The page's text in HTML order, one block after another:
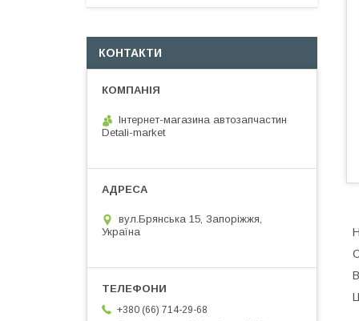
КОНТАКТИ
Інтернет-магазина автозапчастин
Detali-market
вул.Брянська 15, Запоріжжя,
Україна
+380 (66) 714-29-68